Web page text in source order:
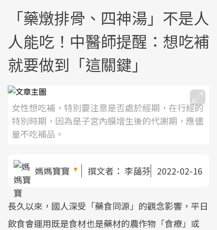
「藥燉排骨、四神湯」不是人
人能吃！中醫師提醒：想吃補
就要做到「這關鍵」
女性想吃補，特別要注意是否處於經期，在行經的
特別時期，因為是子宮內膜增生後的代謝期，應儘
量不吃補品。
媽媽寶寶 撰文者： 李藹芬 2022-02-16
長久以來，國人深受「藥食同源」的觀念影響，平日
飲食會運用既是食材也是藥材的農作物「食療」或